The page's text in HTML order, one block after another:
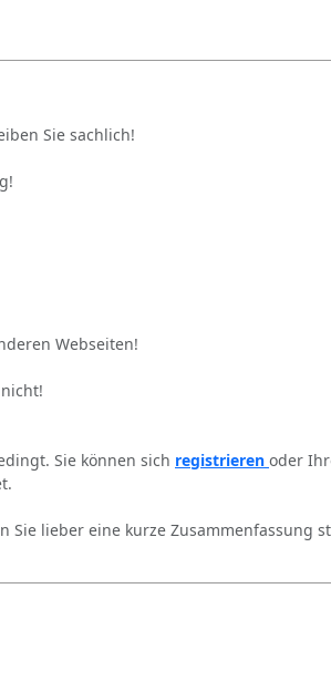
Sie sachlich!
Webseiten!
Sie können sich registrieren oder
Sie lieber eine kurze Zusammenfassung